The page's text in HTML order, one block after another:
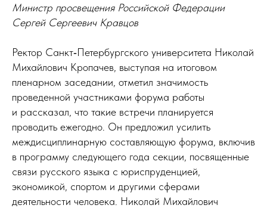
Министр просвещения Российской Федерации
Сергей Сергеевич Кравцов
Ректор Санкт‑Петербургского университета Николай
Михайлович Кропачев, выступая на итоговом
пленарном заседании, отметил значимость
проведенной участниками форума работы
и рассказал, что такие встречи планируется
проводить ежегодно. Он предложил усилить
междисциплинарную составляющую форума, включив
в программу следующего года секции, посвященные
связи русского языка с юриспруденцией,
экономикой, спортом и другими сферами
деятельности человека. Николай Михайлович